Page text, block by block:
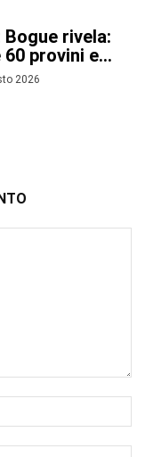
Bogue rivela:
provini e...
2026